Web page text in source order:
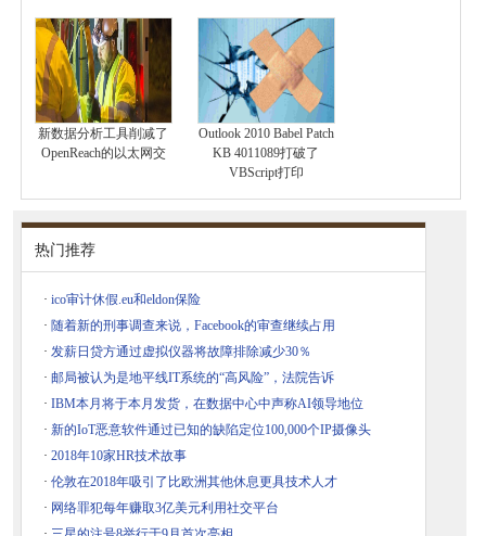
新数据分析工具削减了
OpenReach的以太网交
Outlook 2010 Babel Patch
KB 4011089打破了
VBScript打印
热门推荐
· ico审计休假.eu和eldon保险
· 随着新的刑事调查来说，Facebook的审查继续占用
· 发薪日贷方通过虚拟仪器将故障排除减少30％
· 邮局被认为是地平线IT系统的“高风险”，法院告诉
· IBM本月将于本月发货，在数据中心中声称AI领导地位
· 新的IoT恶意软件通过已知的缺陷定位100,000个IP摄像头
· 2018年10家HR技术故事
· 伦敦在2018年吸引了比欧洲其他休息更具技术人才
· 网络罪犯每年赚取3亿美元利用社交平台